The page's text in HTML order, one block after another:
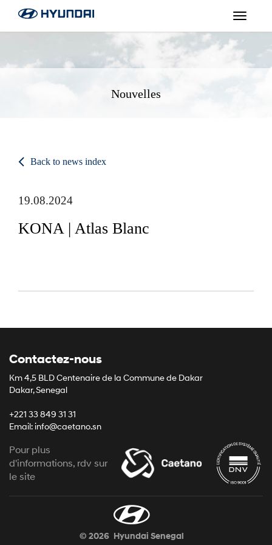
Toggle
Nouvelles
Back to news index
19.08.2024
KONA | Atlas Blanc
Contactez-nous
Km 4,5 BLD Centenaire de la Commune de Dakar
Dakar, Senegal
+221 33 849 31 31
Email: info@caetano.sn
Pour plus
d'informations, rdv sur
le site
© 2026 Hyundai Senegal